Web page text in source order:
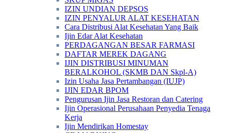
IZIN UNDIAN DEPSOS
IZIN PENYALUR ALAT KESEHATAN
Cara Distribusi Alat Kesehatan Yang Baik
Ijin Edar Alat Kesehatan
PERDAGANGAN BESAR FARMASI
DAFTAR MEREK DAGANG
IJIN DISTRIBUSI MINUMAN
BERALKOHOL (SKMB DAN Skpl-A)
Izin Usaha Jasa Pertambangan (IUJP)
IJIN EDAR BPOM
Pengurusan Ijin Jasa Restoran dan Catering
Ijin Operasional Perusahaan Penyedia Tenaga
Kerja
Ijin Mendirikan Homestay